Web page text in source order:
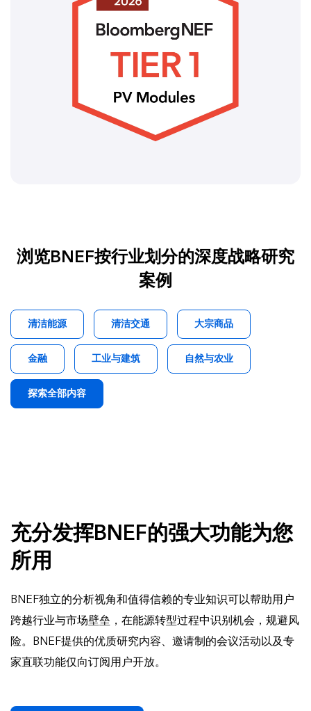
浏览BNEF按行业划分的深度战略研究
案例
清洁能源 清洁交通 大宗商品
金融 工业与建筑 自然与农业
探索全部内容
充分发挥BNEF的强大功能为您
所用
BNEF独立的分析视角和值得信赖的专业知识可以帮助用户
跨越行业与市场壁垒，在能源转型过程中识别机会，规避风
险。BNEF提供的优质研究内容、邀请制的会议活动以及专
家直联功能仅向订阅用户开放。